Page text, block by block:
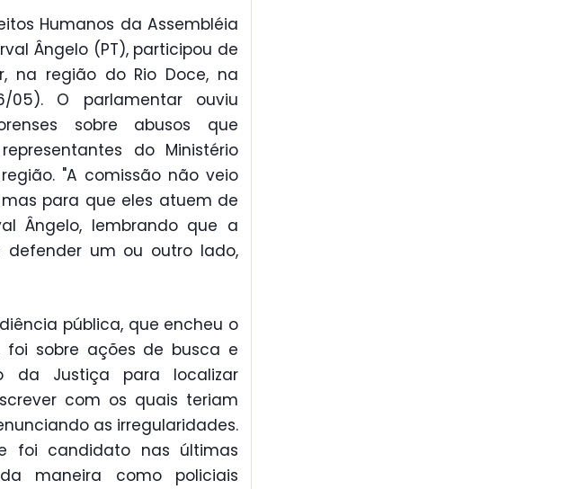
Humanos da Assembléia
Ângelo (PT), participou de
na região do Rio Doce, na
O parlamentar ouviu
sobre abusos que
do Ministério
"A comissão não veio
para que eles atuem de
Ângelo, lembrando que a
um ou outro lado,
pública, que encheu o
foi sobre ações de busca e
da Justiça para localizar
com os quais teriam
as irregularidades.
foi candidato nas últimas
maneira como policiais